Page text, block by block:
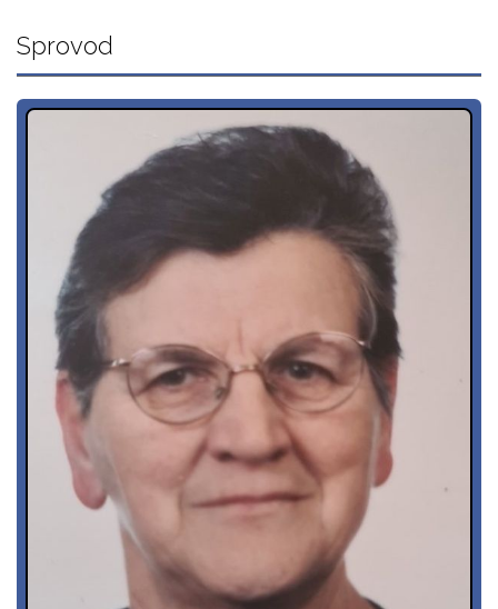
Sprovod